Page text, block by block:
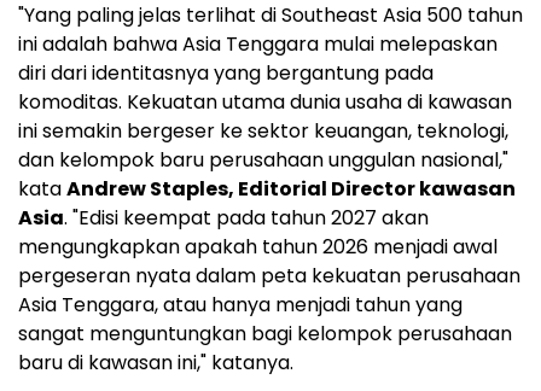
"Yang paling jelas terlihat di Southeast Asia 500 tahun
ini adalah bahwa Asia Tenggara mulai melepaskan
diri dari identitasnya yang bergantung pada
komoditas. Kekuatan utama dunia usaha di kawasan
ini semakin bergeser ke sektor keuangan, teknologi,
dan kelompok baru perusahaan unggulan nasional,"
kataAndrew Staples, Editorial Director kawasan
Asia. "Edisi keempat pada tahun 2027 akan
mengungkapkan apakah tahun 2026 menjadi awal
pergeseran nyata dalam peta kekuatan perusahaan
Asia Tenggara, atau hanya menjadi tahun yang
sangat menguntungkan bagi kelompok perusahaan
baru di kawasan ini," katanya.